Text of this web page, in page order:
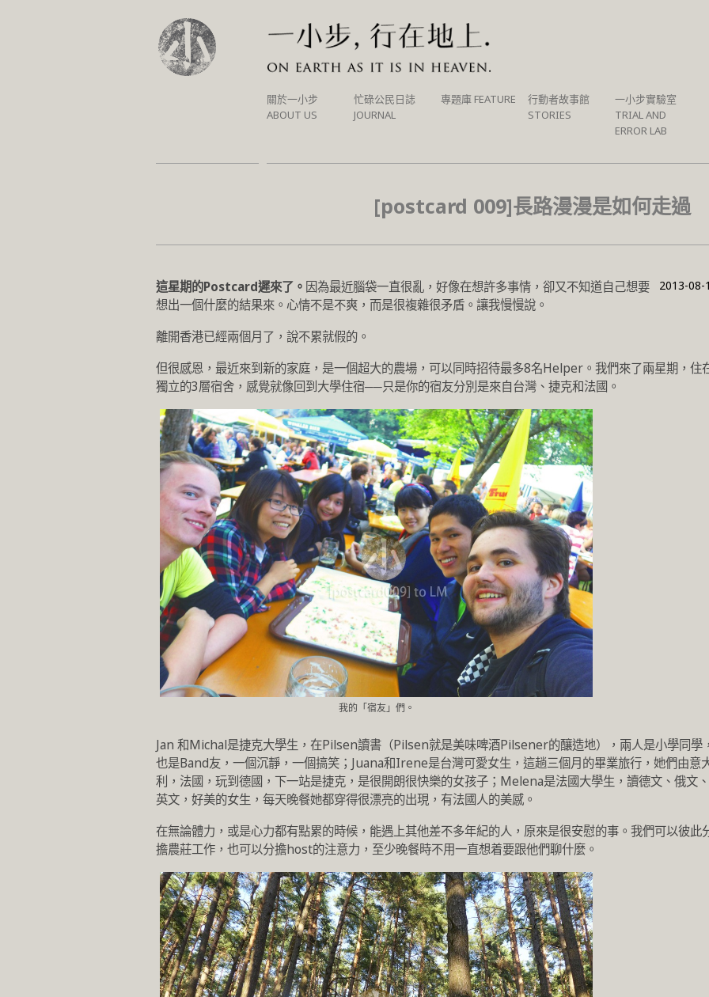
SKIP
TO
關於一小步
ABOUT US
忙碌公民日誌
JOURNAL
專題庫 FEATURE
行動者故事館
STORIES
一小步實驗室
TRIAL AND
ERROR LAB
[postcard 009]長路漫漫是如何走過
2013-08-
這星期的Postcard遲來了。 因為最近腦袋一直很亂，好像在想許多事情，卻又不知道自己想要
想出一個什麼的結果來。心情不是不爽，而是很複雜很矛盾。讓我慢慢說。
離開香港已經兩個月了，說不累就假的。
但很感恩，最近來到新的家庭，是一個超大的農場，可以同時招待最多8名Helper。我們來了兩星期，住
獨立的3層宿舍，感覺就像回到大學住宿──只是你的宿友分別是來自台灣、捷克和法國。
我的「宿友」們。
Jan 和Michal是捷克大學生，在Pilsen讀書（Pilsen就是美味啤酒Pilsener的釀造地），兩人是小學同學
也是Band友，一個沉靜，一個搞笑；Juana和Irene是台灣可愛女生，這趟三個月的畢業旅行，她們由意
利，法國，玩到德國，下一站是捷克，是很開朗很快樂的女孩子；Melena是法國大學生，讀德文、俄文、
英文，好美的女生，每天晚餐她都穿得很漂亮的出現，有法國人的美感。
在無論體力，或是心力都有點累的時候，能遇上其他差不多年紀的人，原來是很安慰的事。我們可以彼此
擔農莊工作，也可以分擔host的注意力，至少晚餐時不用一直想着要跟他們聊什麼。